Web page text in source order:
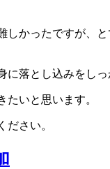
しかったですが、
に落とし込みをしっ
たいと思います。
ださい。